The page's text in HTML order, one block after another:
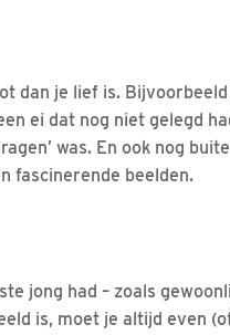
dan je lief is.
ei dat nog niet gelegd
was. En ook nog
fascinerende beelden.
jong had – zoals
is, moet je altijd even